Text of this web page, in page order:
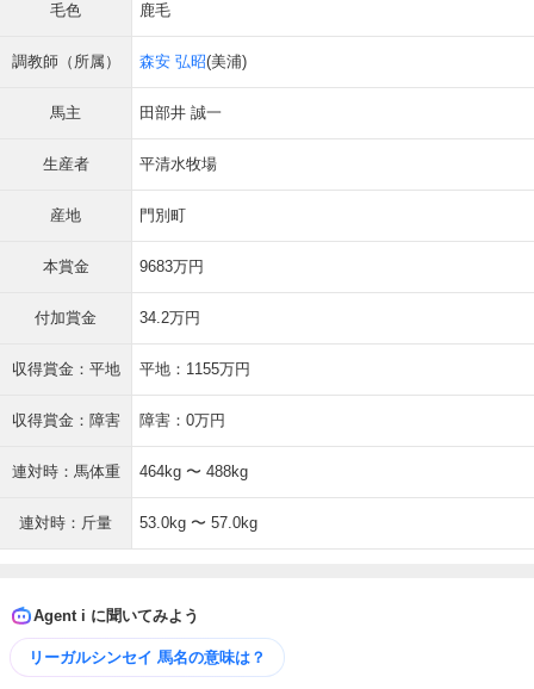
毛色 鹿毛
調教師（所属） 森安 弘昭(美浦)
馬主 田部井 誠一
生産者 平清水牧場
産地 門別町
本賞金 9683万円
付加賞金 34.2万円
収得賞金：平地 平地：1155万円
収得賞金：障害 障害：0万円
連対時：馬体重 464kg 〜 488kg
連対時：斤量 53.0kg 〜 57.0kg
Agent i に聞いてみよう
リーガルシンセイ 馬名の意味は？